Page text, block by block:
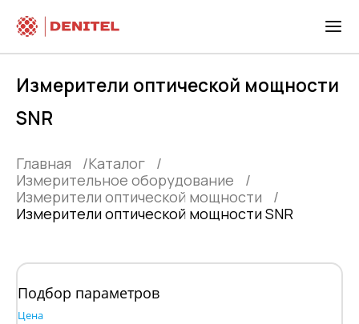
Измерители оптической мощности
SNR
Главная
Каталог
Измерительное оборудование
Измерители оптической мощности
Измерители оптической мощности SNR
Подбор параметров
Цена